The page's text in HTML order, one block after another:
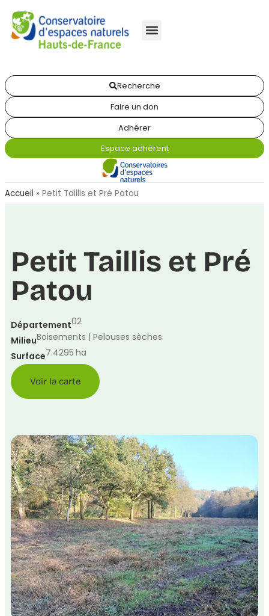
Recherche
Faire un don
Adhérer
Espace adhérent
Accueil » Petit Taillis et Pré Patou
Petit Taillis et Pré
Patou
Département02
MilieuBoisements | Pelouses sèches
Surface7.4295 ha
Voir la carte